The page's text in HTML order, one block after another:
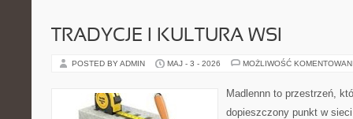
TRADYCJE I KULTURA WSI
POSTED BY ADMIN MAJ - 3 - 2026 MOŻLIWOŚĆ
Madlennn to przestrzeń,
dopieszczony punkt w